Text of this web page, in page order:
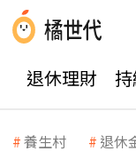
退休理財
養生村 退休